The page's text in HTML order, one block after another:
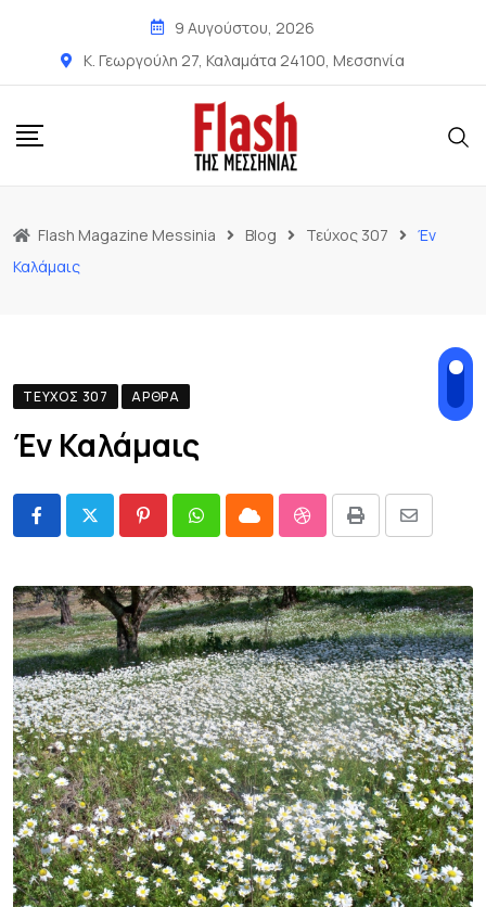
9 Αυγούστου, 2026
Κ. Γεωργούλη 27, Καλαμάτα 24100, Μεσσηνία
Flash Magazine Messinia Blog Τεύχος 307
Έν
Καλάμαις
ΤΕΎΧΟΣ 307 ΆΡΘΡΑ
Έν Καλάμαις